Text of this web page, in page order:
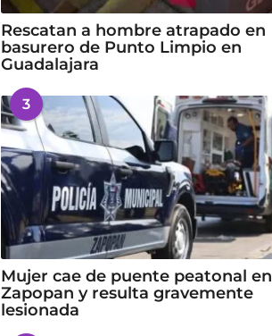
Rescatan a hombre atrapado en
basurero de Punto Limpio en
Guadalajara
3
Mujer cae de puente peatonal en
Zapopan y resulta gravemente
lesionada